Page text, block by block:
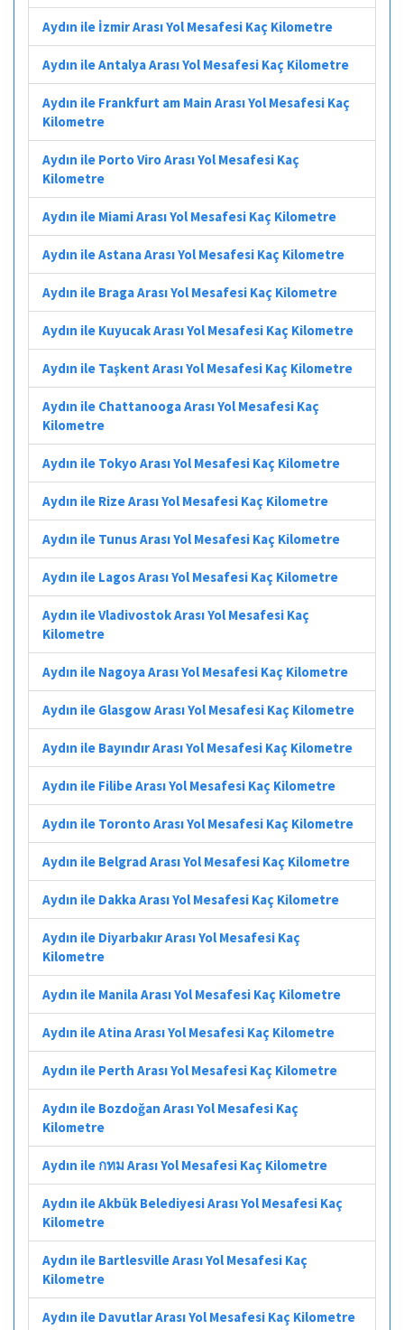
Aydın ile İzmir Arası Yol Mesafesi Kaç Kilometre
Aydın ile Antalya Arası Yol Mesafesi Kaç Kilometre
Aydın ile Frankfurt am Main Arası Yol Mesafesi Kaç
Kilometre
Aydın ile Porto Viro Arası Yol Mesafesi Kaç
Kilometre
Aydın ile Miami Arası Yol Mesafesi Kaç Kilometre
Aydın ile Astana Arası Yol Mesafesi Kaç Kilometre
Aydın ile Braga Arası Yol Mesafesi Kaç Kilometre
Aydın ile Kuyucak Arası Yol Mesafesi Kaç Kilometre
Aydın ile Taşkent Arası Yol Mesafesi Kaç Kilometre
Aydın ile Chattanooga Arası Yol Mesafesi Kaç
Kilometre
Aydın ile Tokyo Arası Yol Mesafesi Kaç Kilometre
Aydın ile Rize Arası Yol Mesafesi Kaç Kilometre
Aydın ile Tunus Arası Yol Mesafesi Kaç Kilometre
Aydın ile Lagos Arası Yol Mesafesi Kaç Kilometre
Aydın ile Vladivostok Arası Yol Mesafesi Kaç
Kilometre
Aydın ile Nagoya Arası Yol Mesafesi Kaç Kilometre
Aydın ile Glasgow Arası Yol Mesafesi Kaç Kilometre
Aydın ile Bayındır Arası Yol Mesafesi Kaç Kilometre
Aydın ile Filibe Arası Yol Mesafesi Kaç Kilometre
Aydın ile Toronto Arası Yol Mesafesi Kaç Kilometre
Aydın ile Belgrad Arası Yol Mesafesi Kaç Kilometre
Aydın ile Dakka Arası Yol Mesafesi Kaç Kilometre
Aydın ile Diyarbakır Arası Yol Mesafesi Kaç
Kilometre
Aydın ile Manila Arası Yol Mesafesi Kaç Kilometre
Aydın ile Atina Arası Yol Mesafesi Kaç Kilometre
Aydın ile Perth Arası Yol Mesafesi Kaç Kilometre
Aydın ile Bozdoğan Arası Yol Mesafesi Kaç
Kilometre
Aydın ile กทม Arası Yol Mesafesi Kaç Kilometre
Aydın ile Akbük Belediyesi Arası Yol Mesafesi Kaç
Kilometre
Aydın ile Bartlesville Arası Yol Mesafesi Kaç
Kilometre
Aydın ile Davutlar Arası Yol Mesafesi Kaç Kilometre